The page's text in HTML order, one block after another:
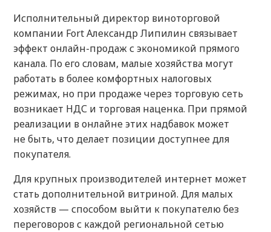
Исполнительный директор виноторговой
компании Fort Александр Липилин связывает
эффект онлайн-продаж с экономикой прямого
канала. По его словам, малые хозяйства могут
работать в более комфортных налоговых
режимах, но при продаже через торговую сеть
возникает НДС и торговая наценка. При прямой
реализации в онлайне этих надбавок может
не быть, что делает позиции доступнее для
покупателя.
Для крупных производителей интернет может
стать дополнительной витриной. Для малых
хозяйств — способом выйти к покупателю без
переговоров с каждой региональной сетью